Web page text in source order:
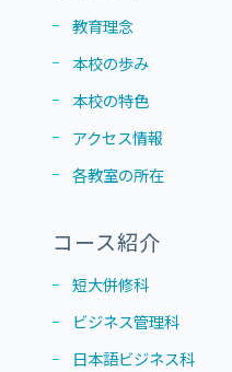
教育理念
本校の歩み
本校の特色
アクセス情報
各教室の所在
コース紹介
短大併修科
ビジネス管理科
日本語ビジネス科